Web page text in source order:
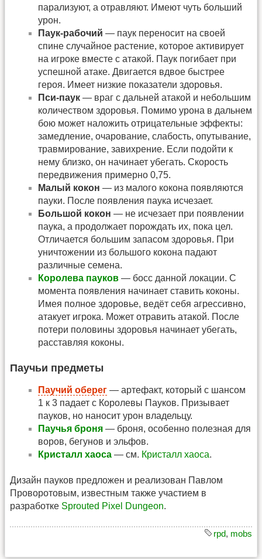
парализуют, а отравляют. Имеют чуть больший
урон.
Паук-рабочий — паук переносит на своей
спине случайное растение, которое активирует
на игроке вместе с атакой. Паук погибает при
успешной атаке. Двигается вдвое быстрее
героя. Имеет низкие показатели здоровья.
Пси-паук — враг с дальней атакой и небольшим
количеством здоровья. Помимо урона в дальнем
бою может наложить отрицательные эффекты:
замедление, очарование, слабость, опутывание,
травмирование, завихрение. Если подойти к
нему близко, он начинает убегать. Скорость
передвижения примерно 0,75.
Малый кокон — из малого кокона появляются
пауки. После появления паука исчезает.
Большой кокон — не исчезает при появлении
паука, а продолжает порождать их, пока цел.
Отличается большим запасом здоровья. При
уничтожении из большого кокона падают
различные семена.
Королева пауков — босс данной локации. С
момента появления начинает ставить коконы.
Имея полное здоровье, ведёт себя агрессивно,
атакует игрока. Может отравить атакой. После
потери половины здоровья начинает убегать,
расставляя коконы.
Паучьи предметы
Паучий оберег — артефакт, который с шансом
1 к 3 падает с Королевы Пауков. Призывает
пауков, но наносит урон владельцу.
Паучья броня — броня, особенно полезная для
воров, бегунов и эльфов.
Кристалл хаоса — см. Кристалл хаоса.
Дизайн пауков предложен и реализован Павлом
Проворотовым, известным также участием в
разработке Sprouted Pixel Dungeon.
rpd, mobs